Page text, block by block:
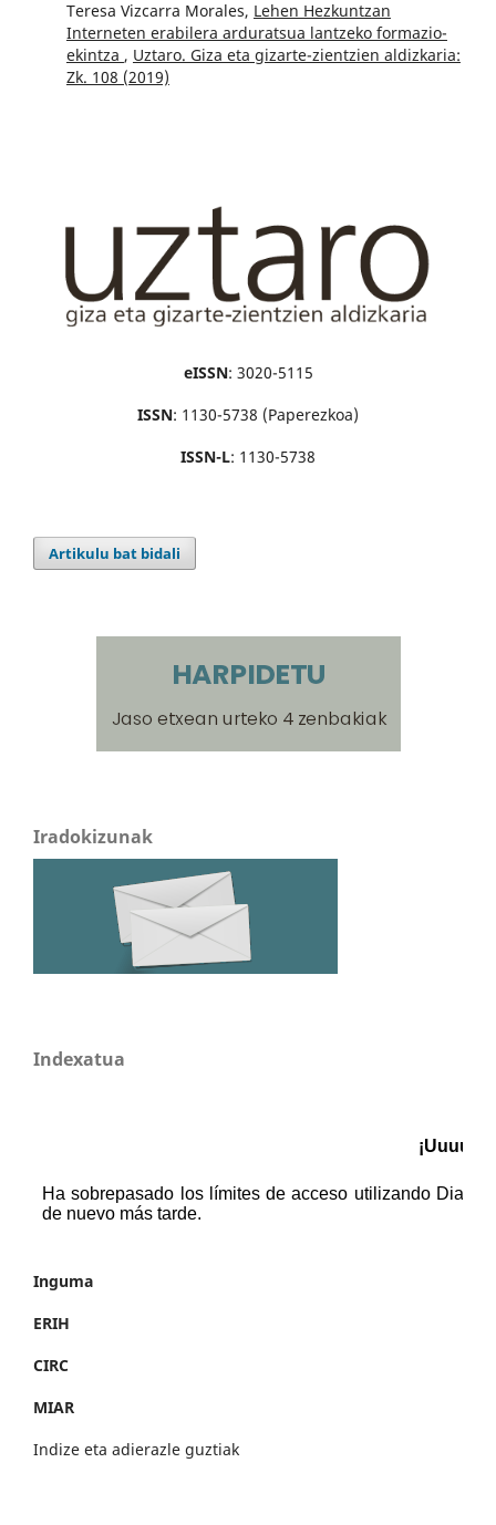
Teresa Vizcarra Morales, Lehen Hezkuntzan
Interneten erabilera arduratsua lantzeko formazio-
ekintza , Uztaro. Giza eta gizarte-zientzien aldizkaria:
Zk. 108 (2019)
eISSN: 3020-5115
ISSN: 1130-5738 (Paperezkoa)
ISSN-L: 1130-5738
Artikulu bat bidali
Iradokizunak
Indexatua
Inguma
ERIH
CIRC
MIAR
Indize eta adierazle guztiak